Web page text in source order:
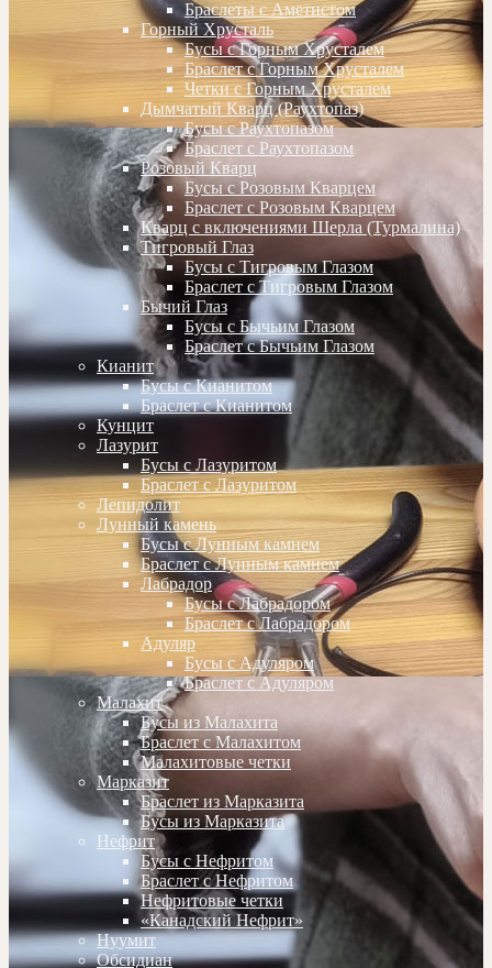
Браслеты с Аметистом
Горный Хрусталь
Бусы с Горным Хрусталем
Браслет с Горным Хрусталем
Четки с Горным Хрусталем
Дымчатый Кварц (Раухтопаз)
Бусы с Раухтопазом
Браслет с Раухтопазом
Розовый Кварц
Бусы с Розовым Кварцем
Браслет с Розовым Кварцем
Кварц с включениями Шерла (Турмалина)
Тигровый Глаз
Бусы с Тигровым Глазом
Браслет с Тигровым Глазом
Бычий Глаз
Бусы с Бычьим Глазом
Браслет с Бычьим Глазом
Кианит
Бусы с Кианитом
Браслет с Кианитом
Кунцит
Лазурит
Бусы с Лазуритом
Браслет с Лазуритом
Лепидолит
Лунный камень
Бусы с Лунным камнем
Браслет с Лунным камнем
Лабрадор
Бусы с Лабрадором
Браслет с Лабрадором
Адуляр
Бусы с Адуляром
Браслет с Адуляром
Малахит
Бусы из Малахита
Браслет с Малахитом
Малахитовые четки
Марказит
Браслет из Марказита
Бусы из Марказита
Нефрит
Бусы с Нефритом
Браслет с Нефритом
Нефритовые четки
«Канадский Нефрит»
Нуумит
Обсидиан